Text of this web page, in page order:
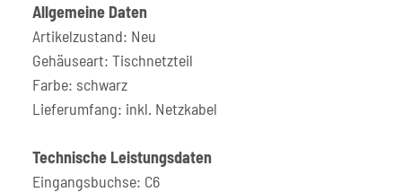
Allgemeine Daten
Artikelzustand: Neu
Gehäuseart: Tischnetzteil
Farbe: schwarz
Lieferumfang: inkl. Netzkabel
Technische Leistungsdaten
Eingangsbuchse: C6